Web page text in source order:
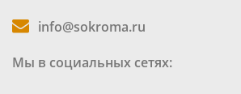
info@sokroma.ru
Мы в социальных сетях: